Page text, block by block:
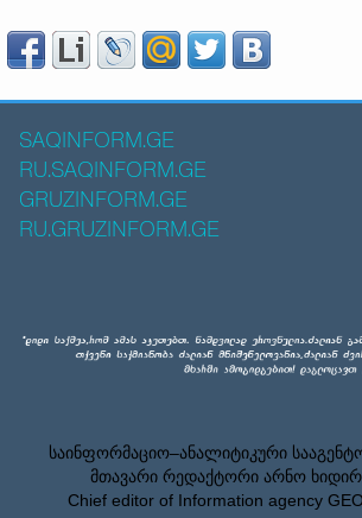
SAQINFORM.GE
RU.SAQINFORM.GE
GRUZINFORM.GE
RU.GRUZINFORM.GE
საინფორმაციო–ანალიტიკური
მთავარი რედაქტორი არნო
Chief editor of Information agency